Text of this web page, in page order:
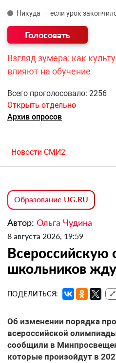
Никуда — если урок
Взгляд зумера: как
влияют на обучение
Всего проголосовало: 2256
Открыть отдельно
Архив опросов
Новости СМИ2
Образование UG.RU
Автор: Ольга Чудина
8 августа 2026, 19:59
Всероссийскую
школьников
ПОДЕЛИТЬСЯ: 🔗
Об изменении порядка
всероссийской
сообщили в
которые произойдут в